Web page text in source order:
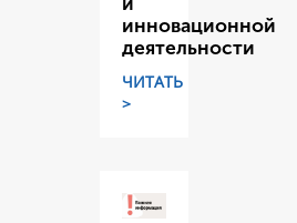
инновационной
деятельности
ЧИТАТЬ
>